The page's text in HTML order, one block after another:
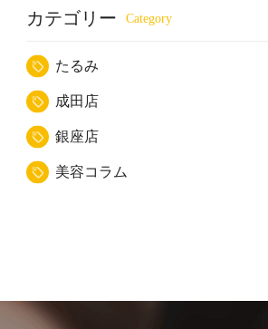
カテゴリー
たるみ
成田店
銀座店
美容コラム